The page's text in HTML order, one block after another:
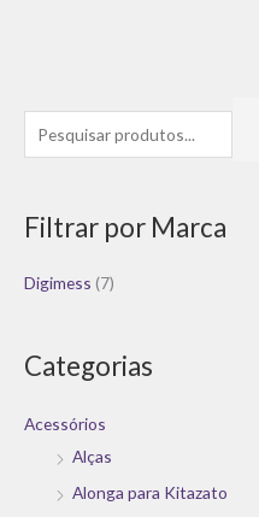
Filtrar por Marca
Digimess (7)
Categorias
Acessórios
Alças
Alonga para Kitazato